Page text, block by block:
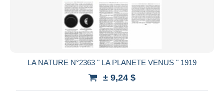
LA NATURE N°2363 " LA PLANETE VENUS " 1919
± 9,24 $